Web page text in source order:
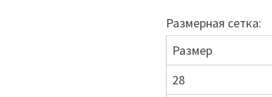
Размерная сетка:
Размер
28